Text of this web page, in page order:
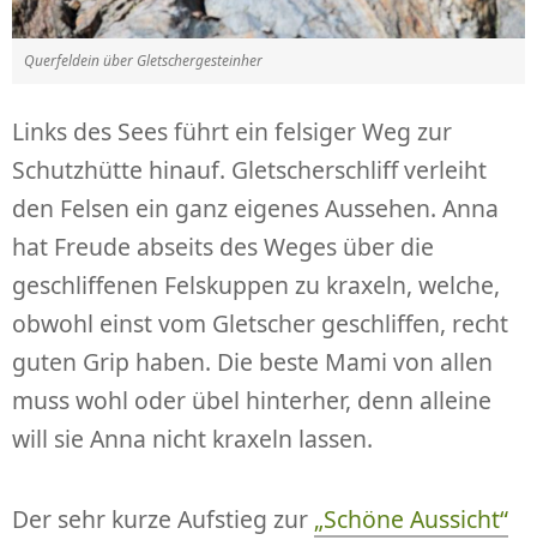
Querfeldein über Gletschergesteinher
Links des Sees führt ein felsiger Weg zur
Schutzhütte hinauf. Gletscherschliff verleiht
den Felsen ein ganz eigenes Aussehen. Anna
hat Freude abseits des Weges über die
geschliffenen Felskuppen zu kraxeln, welche,
obwohl einst vom Gletscher geschliffen, recht
guten Grip haben. Die beste Mami von allen
muss wohl oder übel hinterher, denn alleine
will sie Anna nicht kraxeln lassen.
Der sehr kurze Aufstieg zur „Schöne Aussicht“